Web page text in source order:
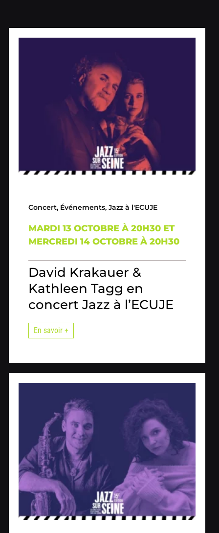
Concert, Événements, Jazz à l'ECUJE
MARDI 13 OCTOBRE À 20H30 ET
MERCREDI 14 OCTOBRE À 20H30
David Krakauer &
Kathleen Tagg en
concert Jazz à l’ECUJE
En savoir +